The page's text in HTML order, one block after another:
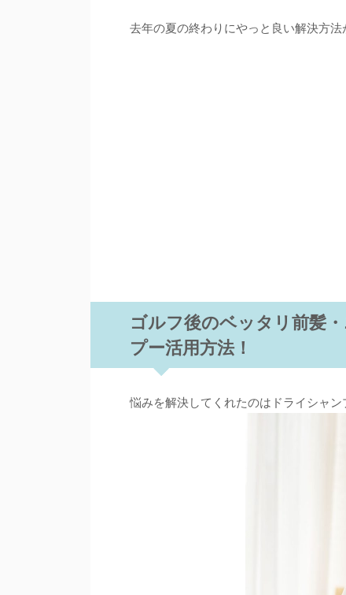
去年の夏の終わりにやっと良い解決方
ゴルフ後のベッタリ前髪
プー活用方法！
悩みを解決してくれたのはドライシャン